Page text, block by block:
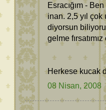
Esracığım -
inan. 2,5 yıl
diyorsun
gelme
Herkese kucak
08 Nisan, 2008